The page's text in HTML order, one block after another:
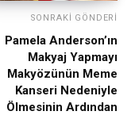
SONRAKI GÖNDERI
Pamela Anderson’ın
Makyaj Yapmayı
Makyözünün Meme
Kanseri Nedeniyle
Ölmesinin Ardından